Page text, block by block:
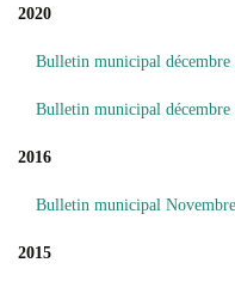
2020
Bulletin municipal décembre
Bulletin municipal décembre
2016
Bulletin municipal
2015